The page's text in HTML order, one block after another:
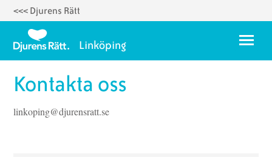
Hoppa
huvudinnehåll
<<< Djurens Rätt
Linköping Meny
Kontakta oss
Bli aktiv
Kontakta oss
linkoping@djurensratt.se